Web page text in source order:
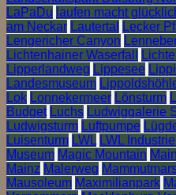
LaPaDu laufen macht
am Neckar Lautertal Lecker
Lengericher Canyon
Lichtenhainer Waserfall
Lipperlandweg Lippesee
Landesmuseum
Lok Lonnekermeer Lönsturm
Budget Luchs Ludwiggalerie
Ludwigsturm Luftpumpe
Luisenturm LWL LWL
Museum Magic Mountain Main
Mainz Malerweg
Mausoleum Maximilianpark